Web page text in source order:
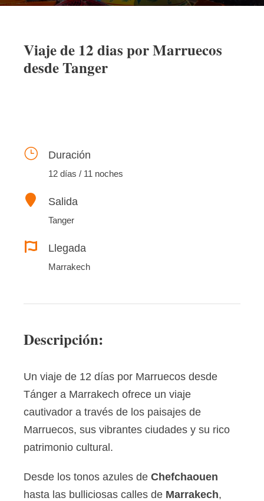
Viaje de 12 dias por Marruecos
desde Tanger
Duración
12 días / 11 noches
Salida
Tanger
Llegada
Marrakech
Descripción:
Un viaje de 12 días por Marruecos desde
Tánger a Marrakech ofrece un viaje
cautivador a través de los paisajes de
Marruecos, sus vibrantes ciudades y su rico
patrimonio cultural.
Desde los tonos azules de Chefchaouen
hasta las bulliciosas calles de Marrakech,